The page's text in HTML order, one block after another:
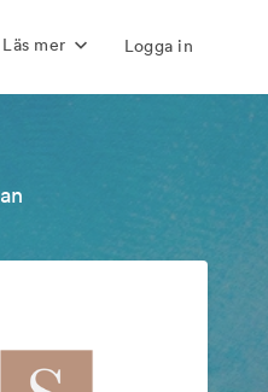
Läs mer Logga in